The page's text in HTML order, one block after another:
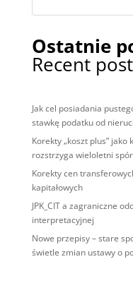
Ostatnie
Recent
Jak cel posiadania
stawkę podatku od
Korekty „koszt plus”
rozstrzyga wieloletni spór
Korekty cen
kapitałowych
JPK_CIT a zagraniczne
interpretacyjnej
Nowe przepisy – stare
świetle zmian ustawy o